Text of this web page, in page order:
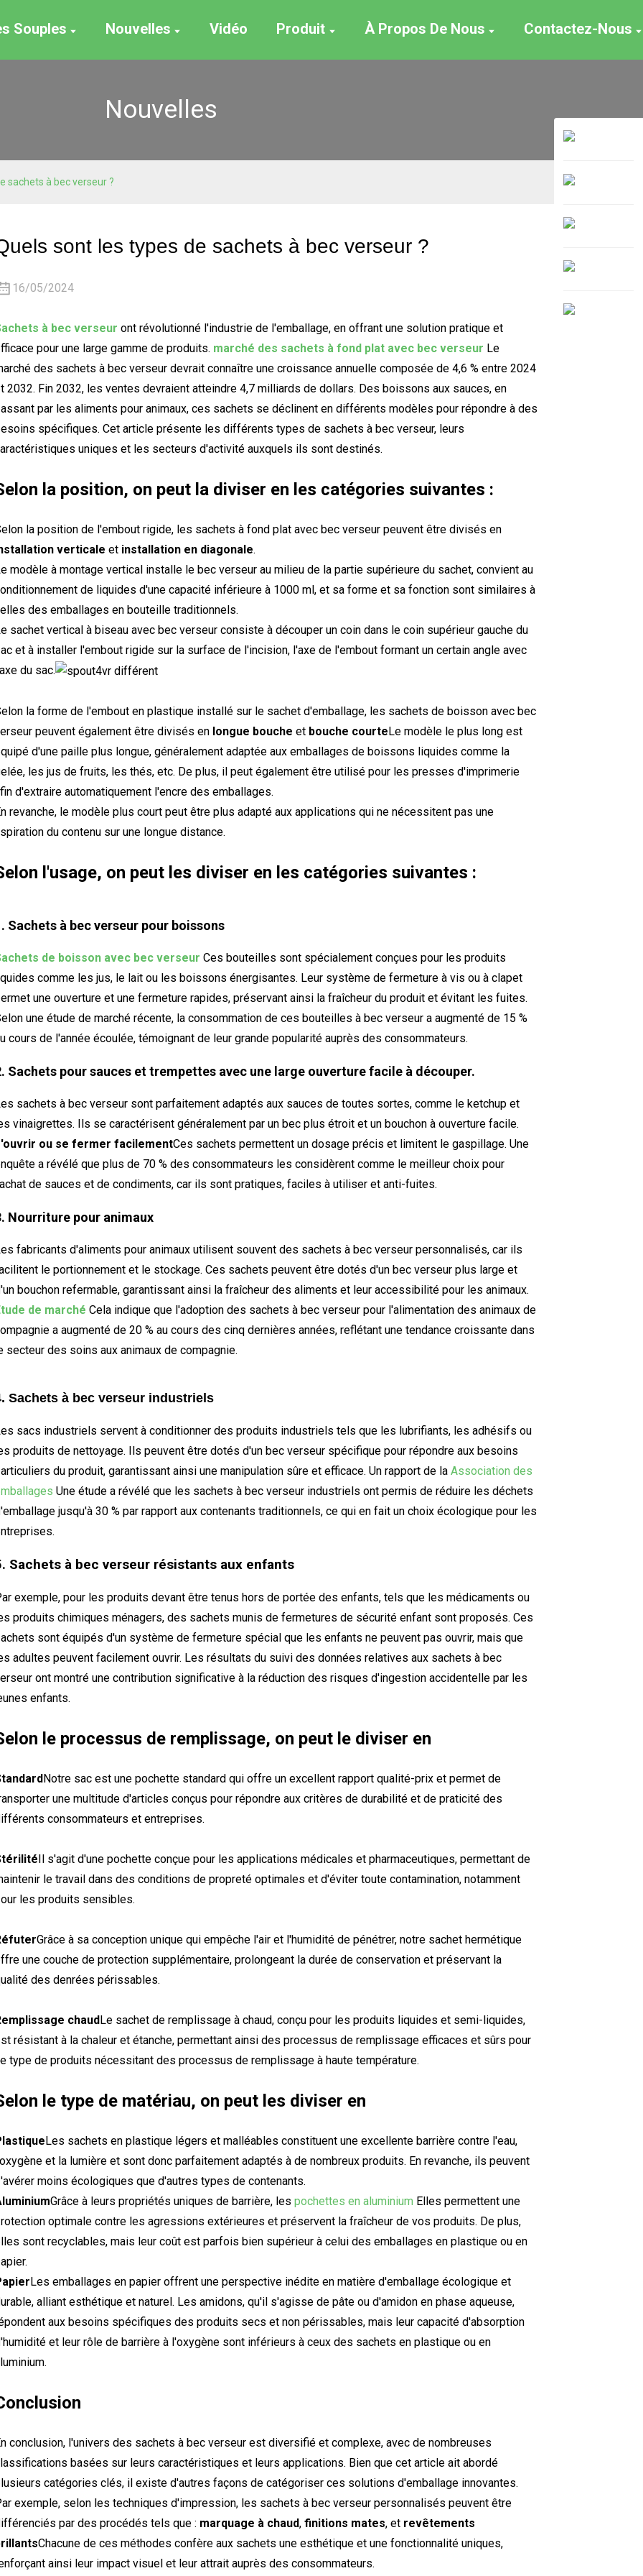
Souples Nouvelles Vidéo Produit À Propos De Nous Contactez-Nous
Nouvelles
sachets à bec verseur ?
sont les types de sachets à bec verseur ?
16/05/2024
à bec verseur ont révolutionné l'industrie de l'emballage, en offrant une solution pratique et
pour une large gamme de produits. marché des sachets à fond plat avec bec verseur Le
des sachets à bec verseur devrait connaître une croissance annuelle composée de 4,6 % entre 2024
2032. Fin 2032, les ventes devraient atteindre 4,7 milliards de dollars. Des boissons aux sauces, en
par les aliments pour animaux, ces sachets se déclinent en différents modèles pour répondre à des
spécifiques. Cet article présente les différents types de sachets à bec verseur, leurs
uniques et les secteurs d'activité auxquels ils sont destinés.
la position, on peut la diviser en les catégories suivantes :
la position de l'embout rigide, les sachets à fond plat avec bec verseur peuvent être divisés en
verticale et installation en diagonale.
modèle à montage vertical installe le bec verseur au milieu de la partie supérieure du sachet, convient au
de liquides d'une capacité inférieure à 1000 ml, et sa forme et sa fonction sont similaires à
des emballages en bouteille traditionnels.
sachet vertical à biseau avec bec verseur consiste à découper un coin dans le coin supérieur gauche du
et à installer l'embout rigide sur la surface de l'incision, l'axe de l'embout formant un certain angle avec
du sac.
la forme de l'embout en plastique installé sur le sachet d'emballage, les sachets de boisson avec bec
peuvent également être divisés en longue bouche et bouche courteLe modèle le plus long est
d'une paille plus longue, généralement adaptée aux emballages de boissons liquides comme la
les jus de fruits, les thés, etc. De plus, il peut également être utilisé pour les presses d'imprimerie
d'extraire automatiquement l'encre des emballages.
revanche, le modèle plus court peut être plus adapté aux applications qui ne nécessitent pas une
du contenu sur une longue distance.
l'usage, on peut les diviser en les catégories suivantes :
Sachets à bec verseur pour boissons
de boisson avec bec verseur Ces bouteilles sont spécialement conçues pour les produits
comme les jus, le lait ou les boissons énergisantes. Leur système de fermeture à vis ou à clapet
une ouverture et une fermeture rapides, préservant ainsi la fraîcheur du produit et évitant les fuites.
une étude de marché récente, la consommation de ces bouteilles à bec verseur a augmenté de 15 %
cours de l'année écoulée, témoignant de leur grande popularité auprès des consommateurs.
Sachets pour sauces et trempettes avec une large ouverture facile à découper.
sachets à bec verseur sont parfaitement adaptés aux sauces de toutes sortes, comme le ketchup et
vinaigrettes. Ils se caractérisent généralement par un bec plus étroit et un bouchon à ouverture facile.
ou se fermer facilementCes sachets permettent un dosage précis et limitent le gaspillage. Une
a révélé que plus de 70 % des consommateurs les considèrent comme le meilleur choix pour
de sauces et de condiments, car ils sont pratiques, faciles à utiliser et anti-fuites.
Nourriture pour animaux
fabricants d'aliments pour animaux utilisent souvent des sachets à bec verseur personnalisés, car ils
le portionnement et le stockage. Ces sachets peuvent être dotés d'un bec verseur plus large et
bouchon refermable, garantissant ainsi la fraîcheur des aliments et leur accessibilité pour les animaux.
de marché Cela indique que l'adoption des sachets à bec verseur pour l'alimentation des animaux de
a augmenté de 20 % au cours des cinq dernières années, reflétant une tendance croissante dans
secteur des soins aux animaux de compagnie.
Sachets à bec verseur industriels
sacs industriels servent à conditionner des produits industriels tels que les lubrifiants, les adhésifs ou
produits de nettoyage. Ils peuvent être dotés d'un bec verseur spécifique pour répondre aux besoins
du produit, garantissant ainsi une manipulation sûre et efficace. Un rapport de la Association des
Une étude a révélé que les sachets à bec verseur industriels ont permis de réduire les déchets
jusqu'à 30 % par rapport aux contenants traditionnels, ce qui en fait un choix écologique pour les
Sachets à bec verseur résistants aux enfants
exemple, pour les produits devant être tenus hors de portée des enfants, tels que les médicaments ou
produits chimiques ménagers, des sachets munis de fermetures de sécurité enfant sont proposés. Ces
sont équipés d'un système de fermeture spécial que les enfants ne peuvent pas ouvrir, mais que
adultes peuvent facilement ouvrir. Les résultats du suivi des données relatives aux sachets à bec
ont montré une contribution significative à la réduction des risques d'ingestion accidentelle par les
enfants.
le processus de remplissage, on peut le diviser en
Notre sac est une pochette standard qui offre un excellent rapport qualité-prix et permet de
une multitude d'articles conçus pour répondre aux critères de durabilité et de praticité des
consommateurs et entreprises.
Il s'agit d'une pochette conçue pour les applications médicales et pharmaceutiques, permettant de
le travail dans des conditions de propreté optimales et d'éviter toute contamination, notamment
les produits sensibles.
Grâce à sa conception unique qui empêche l'air et l'humidité de pénétrer, notre sachet hermétique
une couche de protection supplémentaire, prolongeant la durée de conservation et préservant la
des denrées périssables.
chaudLe sachet de remplissage à chaud, conçu pour les produits liquides et semi-liquides,
résistant à la chaleur et étanche, permettant ainsi des processus de remplissage efficaces et sûrs pour
type de produits nécessitant des processus de remplissage à haute température.
le type de matériau, on peut les diviser en
Les sachets en plastique légers et malléables constituent une excellente barrière contre l'eau,
et la lumière et sont donc parfaitement adaptés à de nombreux produits. En revanche, ils peuvent
moins écologiques que d'autres types de contenants.
Grâce à leurs propriétés uniques de barrière, les pochettes en aluminium Elles permettent une
optimale contre les agressions extérieures et préservent la fraîcheur de vos produits. De plus,
sont recyclables, mais leur coût est parfois bien supérieur à celui des emballages en plastique ou en
Les emballages en papier offrent une perspective inédite en matière d'emballage écologique et
alliant esthétique et naturel. Les amidons, qu'il s'agisse de pâte ou d'amidon en phase aqueuse,
aux besoins spécifiques des produits secs et non périssables, mais leur capacité d'absorption
et leur rôle de barrière à l'oxygène sont inférieurs à ceux des sachets en plastique ou en
conclusion, l'univers des sachets à bec verseur est diversifié et complexe, avec de nombreuses
basées sur leurs caractéristiques et leurs applications. Bien que cet article ait abordé
catégories clés, il existe d'autres façons de catégoriser ces solutions d'emballage innovantes.
exemple, selon les techniques d'impression, les sachets à bec verseur personnalisés peuvent être
par des procédés tels que : marquage à chaud, finitions mates, et revêtements
Chacune de ces méthodes confère aux sachets une esthétique et une fonctionnalité uniques,
ainsi leur impact visuel et leur attrait auprès des consommateurs.